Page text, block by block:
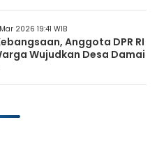
2026 19:41 WIB
Anggota DPR RI
Wujudkan Desa Damai